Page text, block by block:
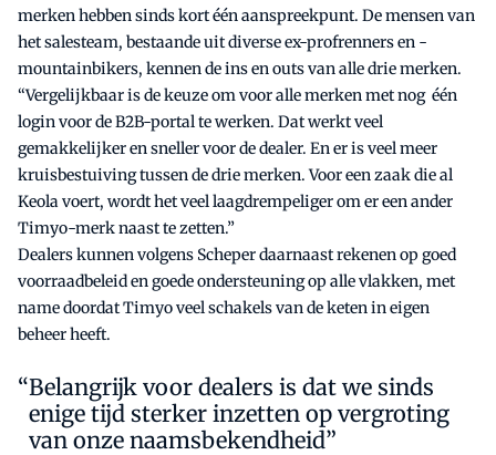
merken hebben sinds kort één aanspreekpunt. De mensen van
het salesteam, bestaande uit diverse ex-profrenners en -
mountainbikers, kennen de ins en outs van alle drie merken.
“Vergelijkbaar is de keuze om voor alle merken met nog één
login voor de B2B-portal te werken. Dat werkt veel
gemakkelijker en sneller voor de dealer. En er is veel meer
kruisbestuiving tussen de drie merken. Voor een zaak die al
Keola voert, wordt het veel laagdrempeliger om er een ander
Timyo-merk naast te zetten.”
Dealers kunnen volgens Scheper daarnaast rekenen op goed
voorraadbeleid en goede ondersteuning op alle vlakken, met
name doordat Timyo veel schakels van de keten in eigen
beheer heeft.
Belangrijk voor dealers is dat we sinds
enige tijd sterker inzetten op vergroting
van onze naamsbekendheid”